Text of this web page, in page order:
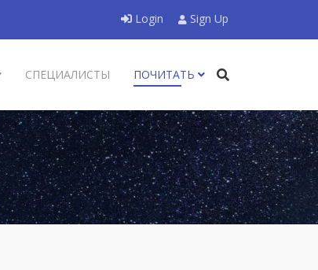
Login Sign Up
СПЕЦИАЛИСТЫ ПОЧИТАТЬ